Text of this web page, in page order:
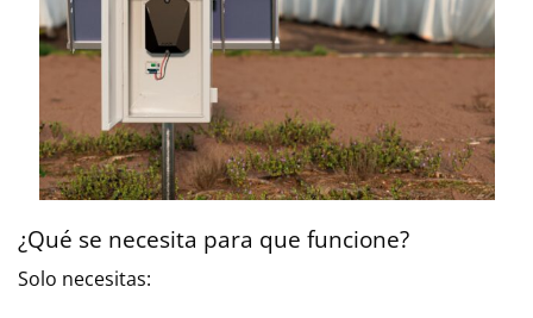
¿Qué se necesita para que funcione?
Solo necesitas: